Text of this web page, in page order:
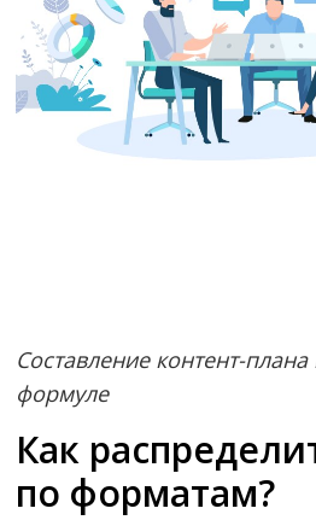
Составление контент-
формуле
Как
по форматам?